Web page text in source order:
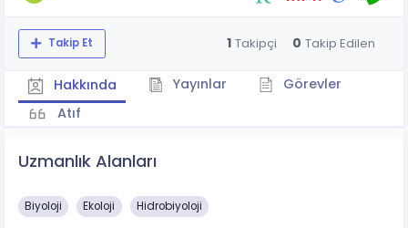
Takip Et 1 Takipçi 0 Takip Edilen
Hakkında Yayınlar
Görevler
Atıf
Uzmanlık Alanları
Biyoloji Ekoloji Hidrobiyoloji